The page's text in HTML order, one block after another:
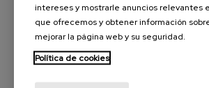
intereses y mostrarle anuncios relevantes
que ofrecemos y obtener información
mejorar la página web y su seguridad.
Política de cookies